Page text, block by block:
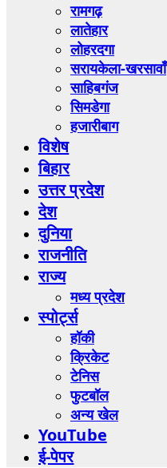
रामगढ़
लातेहार
लोहरदगा
सरायकेला-खरसावाँ
साहिबगंज
सिमडेगा
हजारीबाग
विशेष
बिहार
उत्तर प्रदेश
देश
दुनिया
राजनीति
राज्य
मध्य प्रदेश
स्पोर्ट्स
हॉकी
क्रिकेट
टेनिस
फुटबॉल
अन्य खेल
YouTube
ई-पेपर